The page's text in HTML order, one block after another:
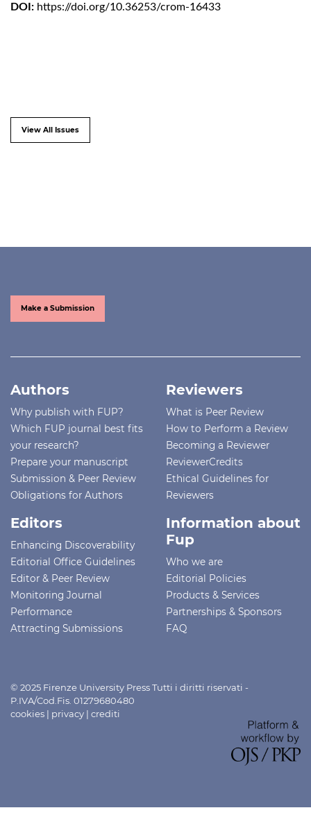
DOI: https://doi.org/10.36253/crom-16433
View All Issues
Make a Submission
Authors
Why publish with FUP?
Which FUP journal best fits
your research?
Prepare your manuscript
Submission & Peer Review
Obligations for Authors
Reviewers
What is Peer Review
How to Perform a Review
Becoming a Reviewer
ReviewerCredits
Ethical Guidelines for
Reviewers
Editors
Enhancing Discoverability
Editorial Office Guidelines
Editor & Peer Review
Monitoring Journal
Performance
Attracting Submissions
Information about
Fup
Who we are
Editorial Policies
Products & Services
Partnerships & Sponsors
FAQ
© 2025 Firenze University Press Tutti i diritti riservati -
P.IVA/Cod.Fis. 01279680480
cookies | privacy | crediti